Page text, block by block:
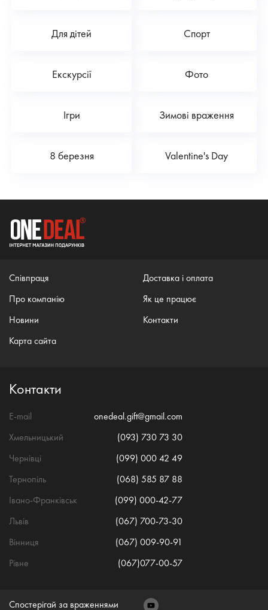
Для дітей Спорт
Екскурсії Фото
Ігри Зимові враження
8 березня Valentine's Day
Співпраця
Про компанію
Новини
Карта сайта
Доставка і оплата
Як це працює
Контакти
Контакти
E-mail
onedeal.gift@gmail.com
Хмельницький
(093) 730 73 30
Чернівці
(099) 000 42 49
Тернопіль
(068) 585 87 88
Івано-Франківськ
(099) 000-42-77
Львів
(067) 700-73-30
Вінниця
(067) 009-90-91
Рівне
(067)077-00-57
Спостерігай за враженнями